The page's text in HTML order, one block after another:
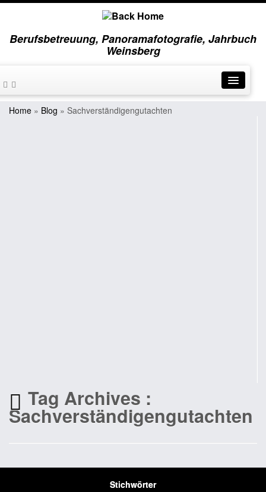
Berufsbetreuung, Panoramafotografie, Jahrbuch
Weinsberg
Home » Blog » Sachverständigengutachten
Tag Archives :
Sachverständigengutachten
Stichwörter